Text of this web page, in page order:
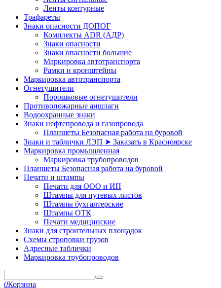
Ленты контурные
Трафареты
Знаки опасности ДОПОГ
Комплекты ADR (АДР)
Знаки опасности
Знаки опасности большие
Маркировка автотранспорта
Рамки и кронштейны
Маркировка автотранспорта
Огнетушители
Порошковые огнетушители
Противопожарные аншлаги
Водоохранные знаки
Знаки нефтепровода и газопровода
Планшеты Безопасная работа на буровой
Знаки и таблички ЛЭП ➤ Заказать в Красноярске
Маркировка промышленная
Маркировка трубопроводов
Планшеты Безопасная работа на буровой
Печати и штампы
Печати для ООО и ИП
Штампы для путевых листов
Штампы бухгалтерские
Штампы ОТК
Печати медицинские
Знаки для строительных площадок
Схемы строповки грузов
Адресные таблички
Маркировка трубопроводов
0Корзина